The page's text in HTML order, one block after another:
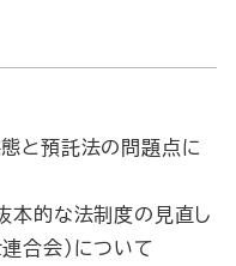
と預託法の問題点に
本的な法制度の見直し
合会）について